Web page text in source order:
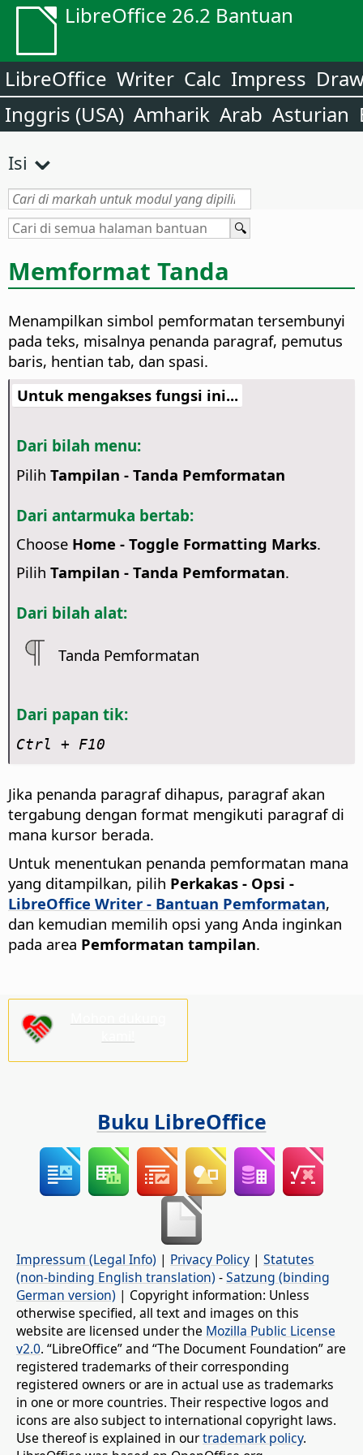
LibreOffice 26.2 Bantuan
LibreOffice Writer Calc Impress
Inggris (USA) Amharik Arab Asturian
Isi
Memformat Tanda
Menampilkan simbol pemformatan tersembunyi
pada teks, misalnya penanda paragraf, pemutus
baris, hentian tab, dan spasi.
Untuk mengakses fungsi ini...
Dari bilah menu:
Pilih Tampilan - Tanda Pemformatan
Dari antarmuka bertab:
Choose Home - Toggle Formatting Marks.
Pilih Tampilan - Tanda Pemformatan.
Dari bilah alat:
Tanda Pemformatan
Dari papan tik:
Ctrl + F10
Jika penanda paragraf dihapus, paragraf akan
tergabung dengan format mengikuti paragraf di
mana kursor berada.
Untuk menentukan penanda pemformatan mana
yang ditampilkan, pilih Perkakas - Opsi -
LibreOffice Writer - Bantuan Pemformatan,
dan kemudian memilih opsi yang Anda inginkan
pada area Pemformatan tampilan.
Buku LibreOffice
Impressum (Legal Info) | Privacy Policy | Statutes
(non-binding English translation) -Satzung (binding
German version) | Copyright information: Unless
otherwise specified, all text and images on this
website are licensed under the Mozilla Public License
v2.0. “LibreOffice” and “The Document Foundation” are
registered trademarks of their corresponding
registered owners or are in actual use as trademarks
in one or more countries. Their respective logos and
icons are also subject to international copyright laws.
Use thereof is explained in ourtrademark policy.